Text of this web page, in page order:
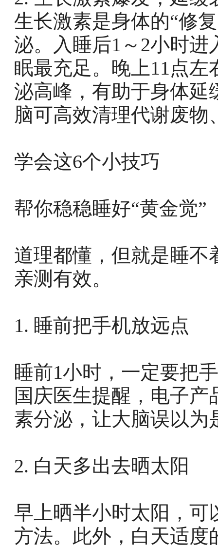
生长激素是身体的“修
泌。入睡后1～2小时
眠最充足。晚上11点
泌高峰，有助于身体延
脑可高效清理代谢废物
学会这6个小技巧
帮你稳稳睡好“黄金觉”
道理都懂，但就是睡不
亲测有效。
1. 睡前把手机放远点
睡前1小时，一定要把
国庆医生提醒，电子
素分泌，让大脑误以为
2. 白天多出去晒太阳
早上晒半小时太阳，可
方法。此外，白天适度